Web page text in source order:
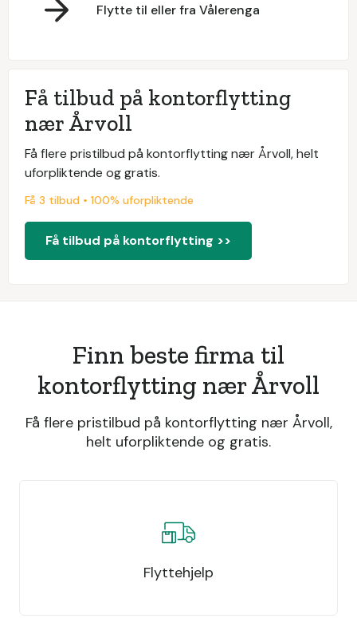
Flytte til eller fra Vålerenga
Få tilbud på kontorflytting
nær Årvoll
Få flere pristilbud på kontorflytting nær Årvoll, helt
uforpliktende og gratis.
Få 3 tilbud • 100% uforpliktende
Få tilbud på kontorflytting >>
Finn beste firma til
kontorflytting nær Årvoll
Få flere pristilbud på kontorflytting nær Årvoll,
helt uforpliktende og gratis.
Flyttehjelp